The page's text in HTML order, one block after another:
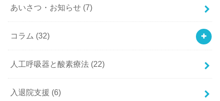
あいさつ・お知らせ (7)
コラム (32)
人工呼吸器と酸素療法 (22)
入退院支援 (6)